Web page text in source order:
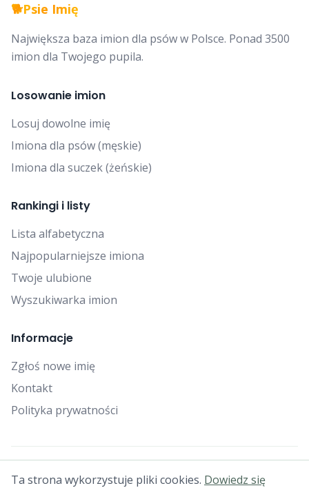
🐕Psie Imię
Największa baza imion dla psów w Polsce. Ponad 3500
imion dla Twojego pupila.
Losowanie imion
Losuj dowolne imię
Imiona dla psów (męskie)
Imiona dla suczek (żeńskie)
Rankingi i listy
Lista alfabetyczna
Najpopularniejsze imiona
Twoje ulubione
Wyszukiwarka imion
Informacje
Zgłoś nowe imię
Kontakt
Polityka prywatności
© 2025 Falcon Bytes. Wszelkie prawa zastrzeżone.
Ta strona wykorzystuje pliki cookies. Dowiedz się